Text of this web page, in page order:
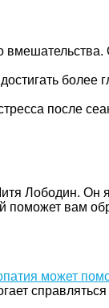
более
после
Лободин.
вам
может